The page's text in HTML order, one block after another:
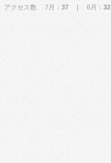
アクセス数 7月： 37 | 6月： 32